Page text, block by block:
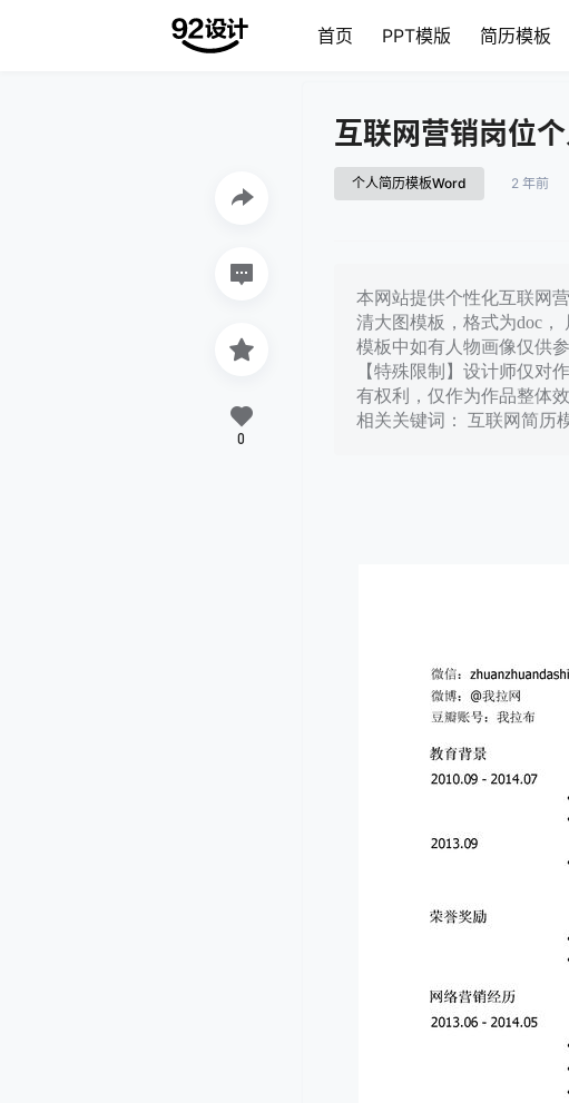
首页 PPT模版 简历模板
互联网营销岗位
个人简历模板Word 2 年前
本网站提供个性化互联网
清大图模板，格式为doc，
模板中如有人物画像仅供
【特殊限制】设计师仅对
有权利，仅作为作品整体
相关关键词： 互联网简历
0